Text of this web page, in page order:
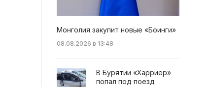
Монголия закупит новые «Боинги»
08.08.2026 в 13:48
В Бурятии «Харриер»
попал под поезд